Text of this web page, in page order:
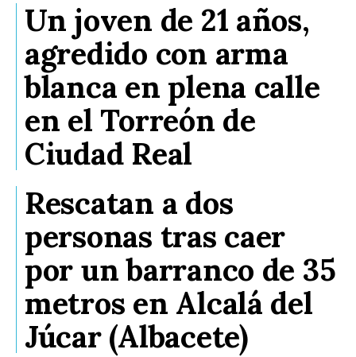
Un joven de 21 años,
agredido con arma
blanca en plena calle
en el Torreón de
Ciudad Real
Rescatan a dos
personas tras caer
por un barranco de 35
metros en Alcalá del
Júcar (Albacete)